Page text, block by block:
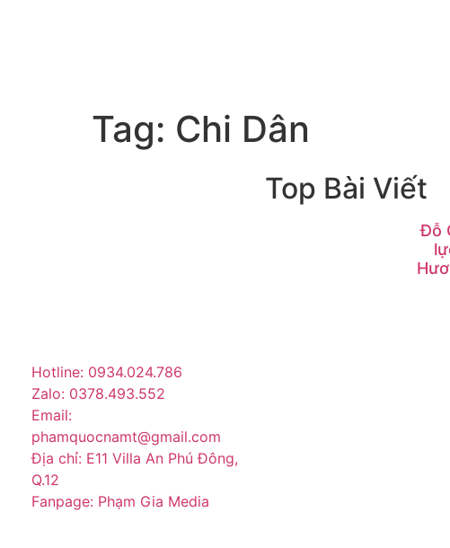
Tag: Chi Dân
Hotline: 0934.024.786
Zalo: 0378.493.552
Email:
phamquocnamt@gmail.com
Địa chỉ: E11 Villa An Phú Đông,
Q.12
Fanpage: Phạm Gia Media
Top Bài Viết
Đỗ